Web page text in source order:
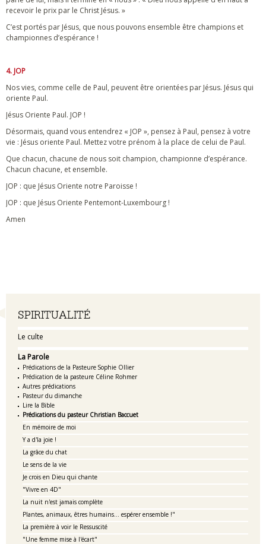
Navigation
SPIRITUALITÉ
Le culte
La Parole
Prédications de la Pasteure Sophie Ollier
Prédication de la pasteure Céline Rohmer
Autres prédications
Pasteur du dimanche
Lire la Bible
Prédications du pasteur Christian Baccuet
En mémoire de moi
Y a d'la joie !
La grâce du chat
Le sens de la vie
Je crois en Dieu qui chante
"Vivre en 4D"
La nuit n'est jamais complète
Plantes, animaux, êtres humains... espérer ensemble !"
La première à voir le Ressuscité
"Une femme mise à l'écart"
recevoir le prix par le Christ Jésus. »
C’est portés par Jésus, que nous pouvons ensemble être champions et
championnes d’espérance !
4. JOP
Nos vies, comme celle de Paul, peuvent être orientées par Jésus. Jésus qui
oriente Paul.
Jésus Oriente Paul. JOP !
Désormais, quand vous entendrez « JOP », pensez à Paul, pensez à votre
vie : Jésus oriente Paul. Mettez votre prénom à la place de celui de Paul.
Que chacun, chacune de nous soit champion, championne d’espérance.
Chacun chacune, et ensemble.
JOP : que Jésus Oriente notre Paroisse !
JOP : que Jésus Oriente Pentemont-Luxembourg !
Amen